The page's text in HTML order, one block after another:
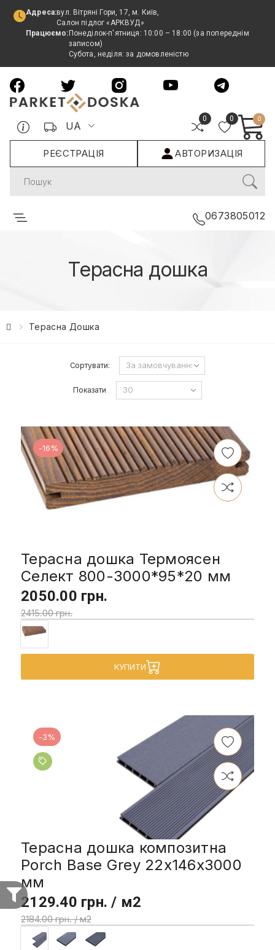
Адреса:вул. Вітряні Гори, 17, м. Київ,
Салон підлог «АРКВУД»
Працюємо: Понеділок-п'ятниця: 10:00 – 18:00 (за попереднім
записом)
Субота, неділя: за домовленістю
UA
0 0 0
РЕЄСТРАЦІЯ АВТОРИЗАЦІЯ
Search
0673805012
Терасна дошка
Терасна Дошка
Сортувати:
Показати
-16%
Терасна дошка Термоясен
Селект 800-3000*95*20 мм
2050.00 грн.
2415.00 грн.
КУПИТИ
-3%
Терасна дошка композитна
Porch Base Grey 22x146x3000
мм
2129.40 грн. / м2
2184.00 грн. / м2